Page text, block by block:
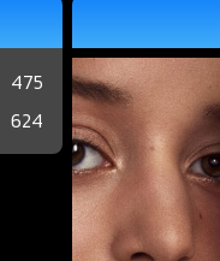
475
624